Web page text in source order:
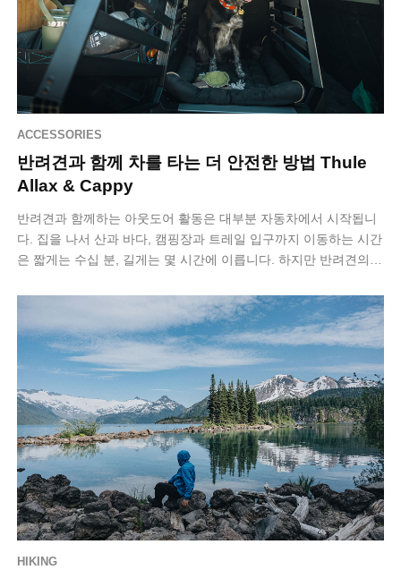
ACCESSORIES
반려견과 함께 차를 타는 더 안전한 방법 Thule
Allax & Cappy
반려견과 함께하는 아웃도어 활동은 대부분 자동차에서 시작됩니
다. 집을 나서 산과 바다, 캠핑장과 트레일 입구까지 이동하는 시간
은 짧게는 수십 분, 길게는 몇 시간에 이릅니다. 하지만 반려견의
HIKING